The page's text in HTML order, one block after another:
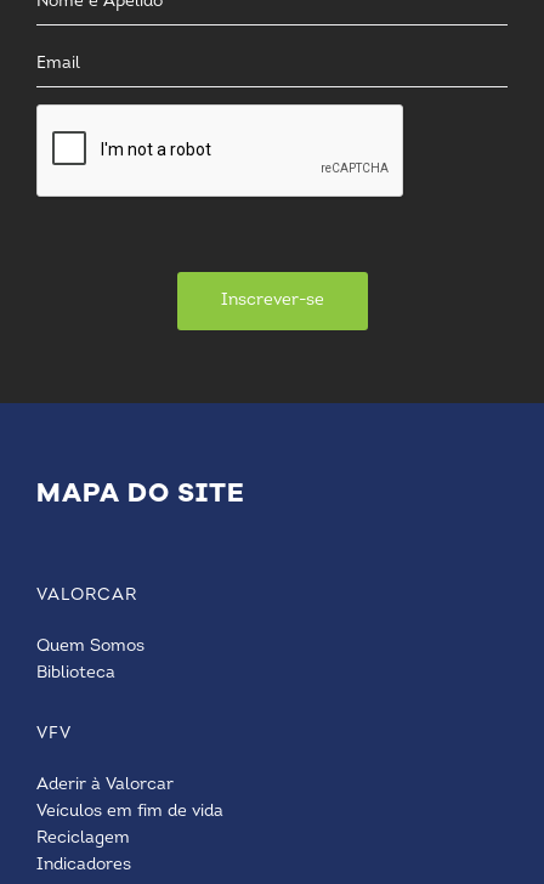
Inscrever-se
MAPA DO SITE
VALORCAR
Quem Somos
Biblioteca
VFV
Aderir à Valorcar
Veículos em fim de vida
Reciclagem
Indicadores